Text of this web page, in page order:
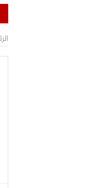
وزير الدفاع التركي يبحث مع نظيره
تركيا بصدد إنهاء الاستعدادات
رسائل